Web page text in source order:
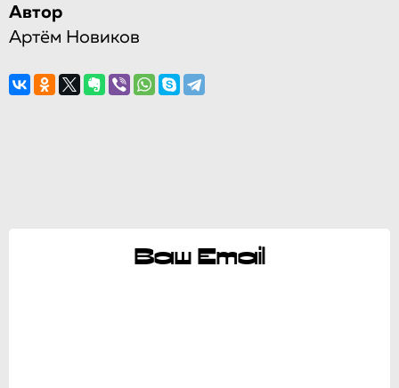
Автор
Артём Новиков
Ваш Email